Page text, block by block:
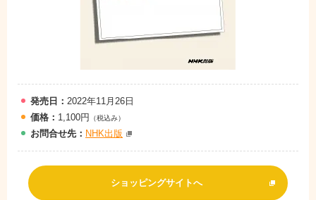
発売日： 2022年11月26日
価格： 1,100円 （税込み）
お問合せ先： NHK出版
ショッピングサイトへ